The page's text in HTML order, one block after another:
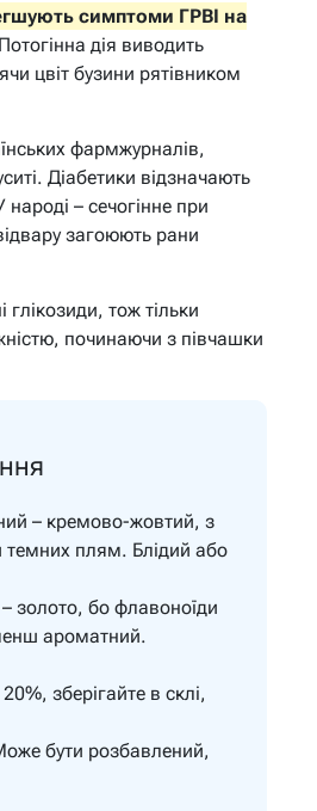
симптоми ГРВІ на
Потогінна дія виводить
цвіт бузини рятівником
фармжурналів,
Діабетики відзначають
– сечогінне при
загоюють рани
глікозиди, тож тільки
починаючи з півчашки
– кремово-жовтий, з
плям. Блідий або
золото, бо флавоноїди
ароматний.
зберігайте в склі,
бути розбавлений,